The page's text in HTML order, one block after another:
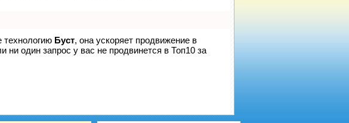
технологию Буст, она ускоряет продвижение в
один запрос у вас не продвинется в Топ10 за